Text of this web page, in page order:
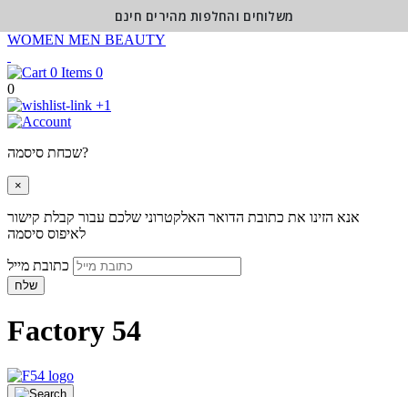
WOMEN MEN BEAUTY
0
0
+1
שכחת סיסמה?
×
אנא הזינו את כתובת הדואר האלקטרוני שלכם עבור קבלת קישור
לאיפוס סיסמה
שלח
Factory 54
משלוחים והחלפות מהירים חינם